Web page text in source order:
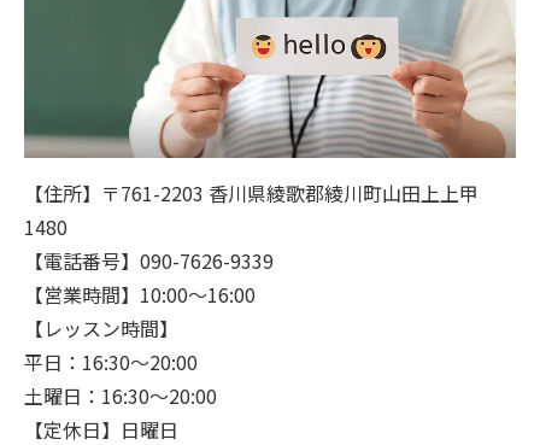
【住所】〒761-2203 香川県綾歌郡綾川町山田上上甲
1480
【電話番号】090-7626-9339
【営業時間】10:00～16:00
【レッスン時間】
平日：16:30～20:00
土曜日：16:30～20:00
【定休日】日曜日